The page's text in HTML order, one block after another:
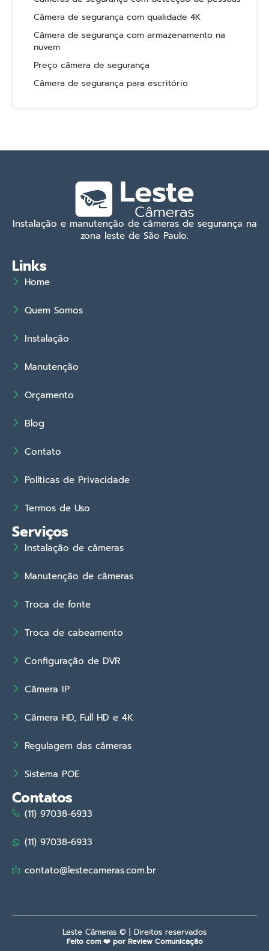
Câmera de segurança com qualidade 4K
Câmera de segurança com armazenamento na
nuvem
Preço câmera de segurança
Câmera de segurança para escritório
Instalação e manutenção de câmeras de segurança na
zona leste de São Paulo.
Links
Home
Quem Somos
Instalação
Manutenção
Orçamento
Blog
Contato
Políticas de Privacidade
Termos de Uso
Serviços
Instalação de câmeras
Manutenção de câmeras
Troca de fonte
Troca de cabeamento
Configuração de DVR
Câmera IP
Câmera HD, Full HD e 4K
Regulagem das câmeras
Sistema POE
Contatos
(11) 97038-6933
(11) 97038-6933
contato@lestecameras.com.br
Leste Câmeras © | Direitos reservados
Feito com ❤️ por Review Comunicação